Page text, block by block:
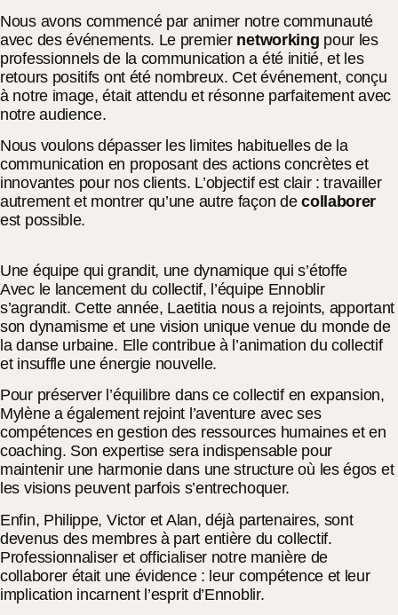
Nous avons commencé par animer notre communauté
avec des événements. Le premier networking pour les
professionnels de la communication a été initié, et les
retours positifs ont été nombreux. Cet événement, conçu
à notre image, était attendu et résonne parfaitement avec
notre audience.
Nous voulons dépasser les limites habituelles de la
communication en proposant des actions concrètes et
innovantes pour nos clients. L’objectif est clair : travailler
autrement et montrer qu’une autre façon decollaborer
est possible.
Une équipe qui grandit, une dynamique qui s’étoffe
Avec le lancement du collectif, l’équipe Ennoblir
s’agrandit. Cette année, Laetitia nous a rejoints, apportant
son dynamisme et une vision unique venue du monde de
la danse urbaine. Elle contribue à l’animation du collectif
et insuffle une énergie nouvelle.
Pour préserver l’équilibre dans ce collectif en expansion,
Mylène a également rejoint l’aventure avec ses
compétences en gestion des ressources humaines et en
coaching. Son expertise sera indispensable pour
maintenir une harmonie dans une structure où les égos et
les visions peuvent parfois s’entrechoquer.
Enfin, Philippe, Victor et Alan, déjà partenaires, sont
devenus des membres à part entière du collectif.
Professionnaliser et officialiser notre manière de
collaborer était une évidence : leur compétence et leur
implication incarnent l’esprit d’Ennoblir.